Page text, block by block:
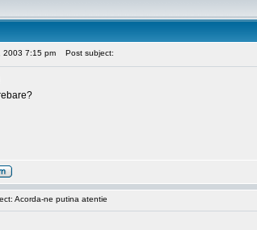
2003 7:15 pm Post subject:
Acorda-ne putina atentie